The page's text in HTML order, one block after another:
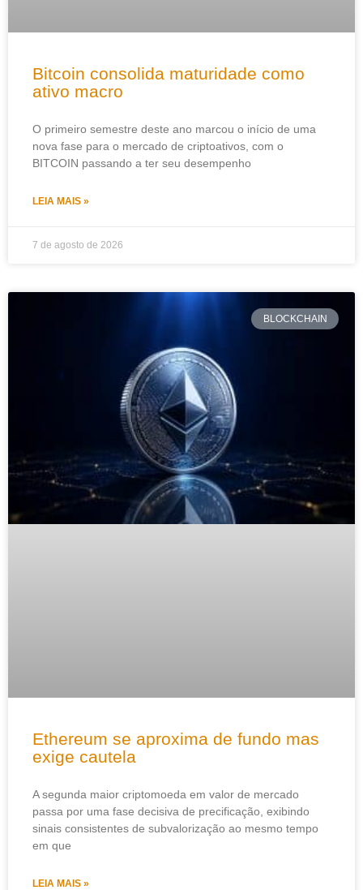
Bitcoin consolida maturidade como
ativo macro
O primeiro semestre deste ano marcou o início de uma
nova fase para o mercado de criptoativos, com o
BITCOIN passando a ter seu desempenho
LEIA MAIS »
7 de agosto de 2026
BLOCKCHAIN
Ethereum se aproxima de fundo mas
exige cautela
A segunda maior criptomoeda em valor de mercado
passa por uma fase decisiva de precificação, exibindo
sinais consistentes de subvalorização ao mesmo tempo
em que
LEIA MAIS »